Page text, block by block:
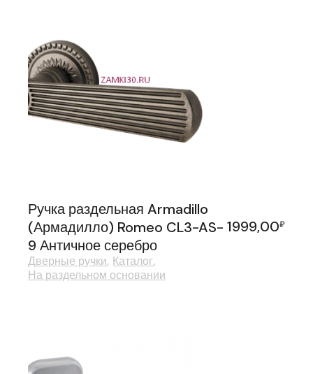
Ручка раздельная Armadillo
(Армадилло) Romeo CL3-AS-
9 Античное серебро
1999,00₽
Дверные ручки Каталог
На раздельном основании